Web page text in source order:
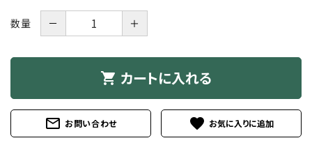
数量 － ＋
shopping_cart カートに入れる
mail_outline お問い合わせ favorite